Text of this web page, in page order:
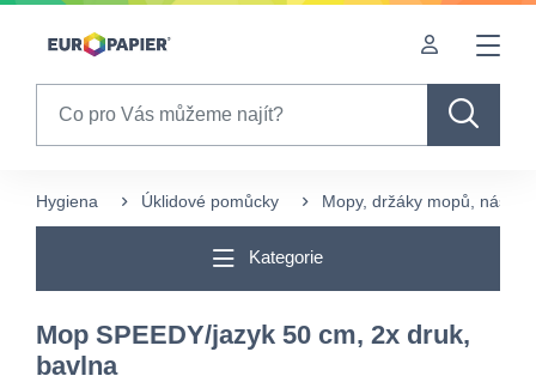
Table Of Content
Hygiena Úklidové pomůcky Mopy, držáky mopů,
Kategorie
Mop SPEEDY/jazyk 50 cm, 2x druk,
bavlna